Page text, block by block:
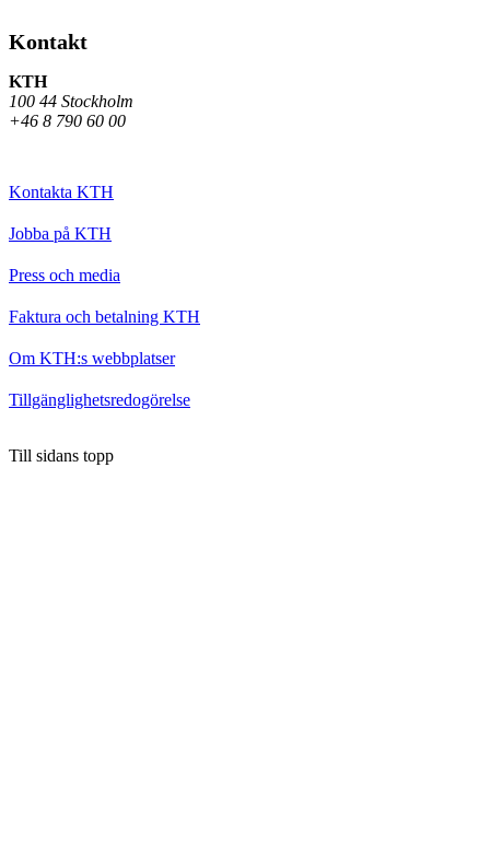
Kontakt
KTH
100 44 Stockholm
+46 8 790 60 00
Kontakta KTH
Jobba på KTH
Press och media
Faktura och betalning KTH
Om KTH:s webbplatser
Tillgänglighetsredogörelse
Till sidans topp